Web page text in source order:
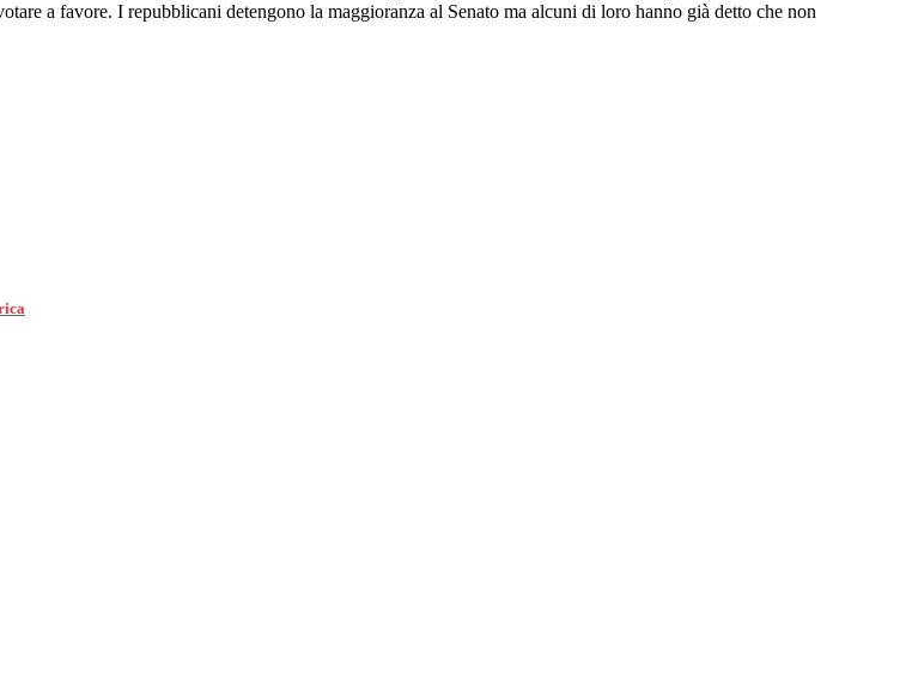
a favore. I repubblicani detengono la maggioranza al Senato ma alcuni di loro hanno già detto che non